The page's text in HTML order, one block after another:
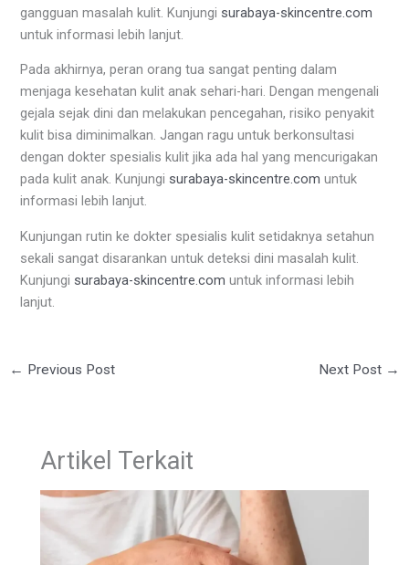
gangguan masalah kulit. Kunjungi surabaya-skincentre.com
untuk informasi lebih lanjut.
Pada akhirnya, peran orang tua sangat penting dalam
menjaga kesehatan kulit anak sehari-hari. Dengan mengenali
gejala sejak dini dan melakukan pencegahan, risiko penyakit
kulit bisa diminimalkan. Jangan ragu untuk berkonsultasi
dengan dokter spesialis kulit jika ada hal yang mencurigakan
pada kulit anak. Kunjungi surabaya-skincentre.com untuk
informasi lebih lanjut.
Kunjungan rutin ke dokter spesialis kulit setidaknya setahun
sekali sangat disarankan untuk deteksi dini masalah kulit.
Kunjungi surabaya-skincentre.com untuk informasi lebih
lanjut.
← Previous Post Next Post →
Artikel Terkait